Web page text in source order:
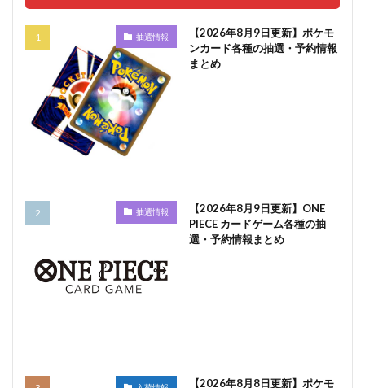
抽選情報
【2026年8月9日更新】ポケモ
ンカード各種の抽選・予約情報
まとめ
抽選情報
【2026年8月9日更新】ONE
PIECE カードゲーム各種の抽
選・予約情報まとめ
【2026年8月8日更新】ポケモ